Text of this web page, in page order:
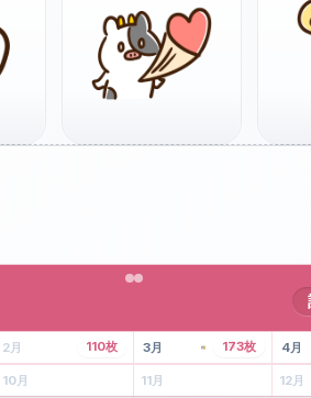
2月 3月 43枚 4月
6月
110枚
7 月
173枚
8月
10月 11月 12月